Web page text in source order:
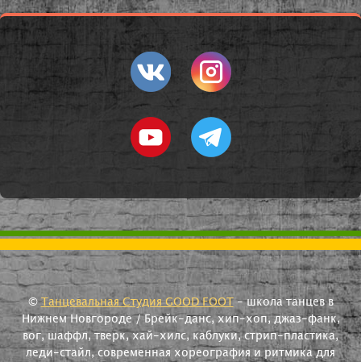
©Танцевальная Студия GOOD FOOT- школа танцев в
Нижнем Новгороде / Брейк-данс, хип-хоп, джаз-фанк,
вог, шаффл, тверк, хай-хилс, каблуки, стрип-пластика,
леди-стайл, современная хореография и ритмика для